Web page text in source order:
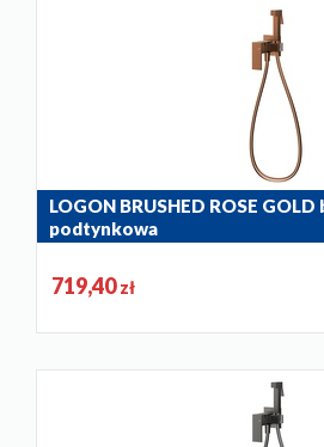
LOGON BRUSHED ROSE
podtynkowa
719,40zł